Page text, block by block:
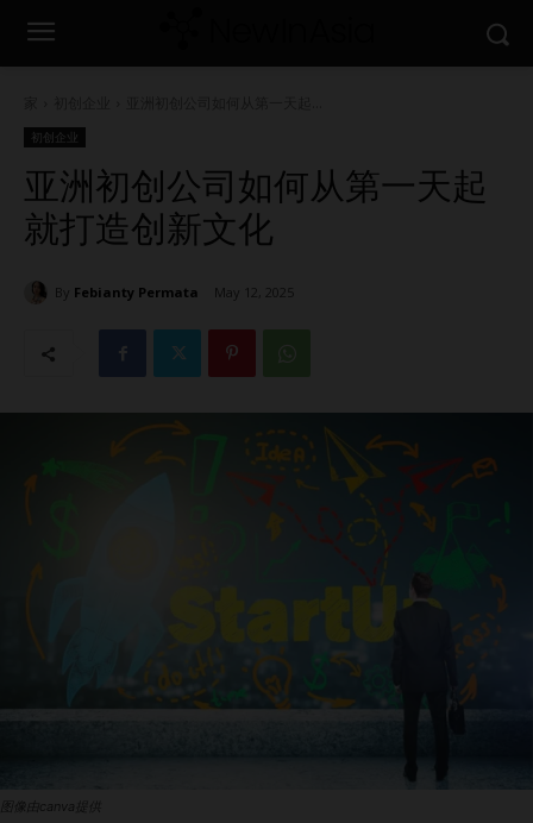
初创企业
亚洲初创公司如何从第一天起
就打造创新文化
By Febianty Permata May 12, 2025
图像由canva提供